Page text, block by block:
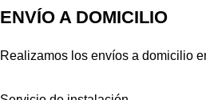
ENVÍO A DOMICILIO
Realizamos los envíos a domicilio